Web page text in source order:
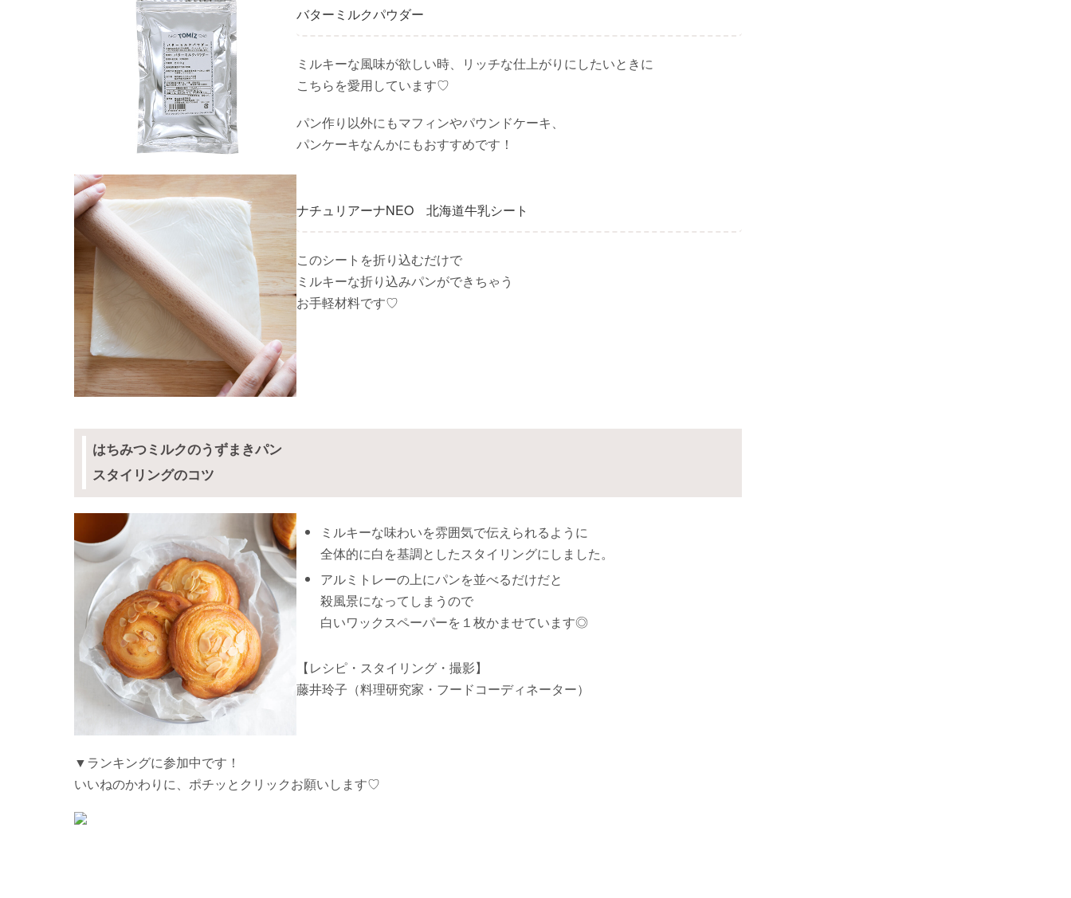
バターミルクパウダー
ミルキーな風味が欲しい時、リッチな仕上がりにしたいときに
こちらを愛用しています♡
パン作り以外にもマフィンやパウンドケーキ、
パンケーキなんかにもおすすめです！
ナチュリアーナNEO 北海道牛乳シート
このシートを折り込むだけで
ミルキーな折り込みパンができちゃう
お手軽材料です♡
はちみつミルクのうずまきパン
スタイリングのコツ
ミルキーな味わいを雰囲気で伝えられるように
全体的に白を基調としたスタイリングにしました。
アルミトレーの上にパンを並べるだけだと
殺風景になってしまうので
白いワックスペーパーを１枚かませています◎
【レシピ・スタイリング・撮影】
藤井玲子（料理研究家・フードコーディネーター）
▼ランキングに参加中です！
いいねのかわりに、ポチッとクリックお願いします♡